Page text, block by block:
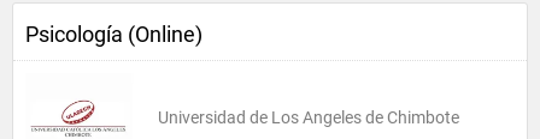
Psicología (Online)
Universidad de Los Angeles de Chimbote